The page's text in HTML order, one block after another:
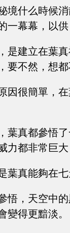
境什么時候
一幕幕，以
是建立在葉
要不然，想
因很簡單，
葉真都參悟
力都非常巨
葉真能夠在
悟，天空中
變得更黯淡。